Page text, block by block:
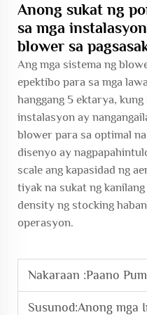
Anong sukat ng
sa mga
blower sa
Ang mga sistema ng
epektibo para sa mga
hanggang 5 ektarya,
instalasyon ay
blower para sa optimal
disenyo ay
scale ang kapasidad ng
tiyak na sukat ng
density ng stocking
operasyon.
Nakaraan :Paano Pumili ng
Susunod:Anong mga Industriya ang